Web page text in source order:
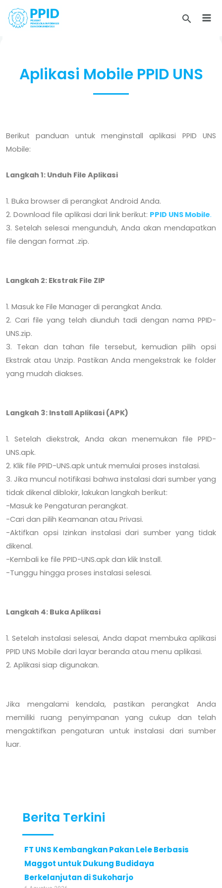
Aplikasi Mobile PPID UNS
Berikut panduan untuk menginstall aplikasi PPID UNS
Mobile:
Langkah 1: Unduh File Aplikasi
1. Buka browser di perangkat Android Anda.
2. Download file aplikasi dari link berikut: PPID UNS Mobile.
3. Setelah selesai mengunduh, Anda akan mendapatkan
file dengan format .zip.
Langkah 2: Ekstrak File ZIP
1. Masuk ke File Manager di perangkat Anda.
2. Cari file yang telah diunduh tadi dengan nama PPID-
UNS.zip.
3. Tekan dan tahan file tersebut, kemudian pilih opsi
Ekstrak atau Unzip. Pastikan Anda mengekstrak ke folder
yang mudah diakses.
Langkah 3: Install Aplikasi (APK)
1. Setelah diekstrak, Anda akan menemukan file PPID-
UNS.apk.
2. Klik file PPID-UNS.apk untuk memulai proses instalasi.
3. Jika muncul notifikasi bahwa instalasi dari sumber yang
tidak dikenal diblokir, lakukan langkah berikut:
-Masuk ke Pengaturan perangkat.
-Cari dan pilih Keamanan atau Privasi.
-Aktifkan opsi Izinkan instalasi dari sumber yang tidak
dikenal.
-Kembali ke file PPID-UNS.apk dan klik Install.
-Tunggu hingga proses instalasi selesai.
Langkah 4: Buka Aplikasi
1. Setelah instalasi selesai, Anda dapat membuka aplikasi
PPID UNS Mobile dari layar beranda atau menu aplikasi.
2. Aplikasi siap digunakan.
Jika mengalami kendala, pastikan perangkat Anda
memiliki ruang penyimpanan yang cukup dan telah
mengaktifkan pengaturan untuk instalasi dari sumber
luar.
Berita Terkini
FT UNS Kembangkan Pakan Lele Berbasis
Maggot untuk Dukung Budidaya
Berkelanjutan di Sukoharjo